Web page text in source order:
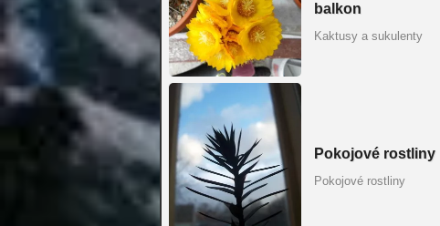
balkon
Kaktusy a sukulenty
Pokojové rostliny
Pokojové rostliny